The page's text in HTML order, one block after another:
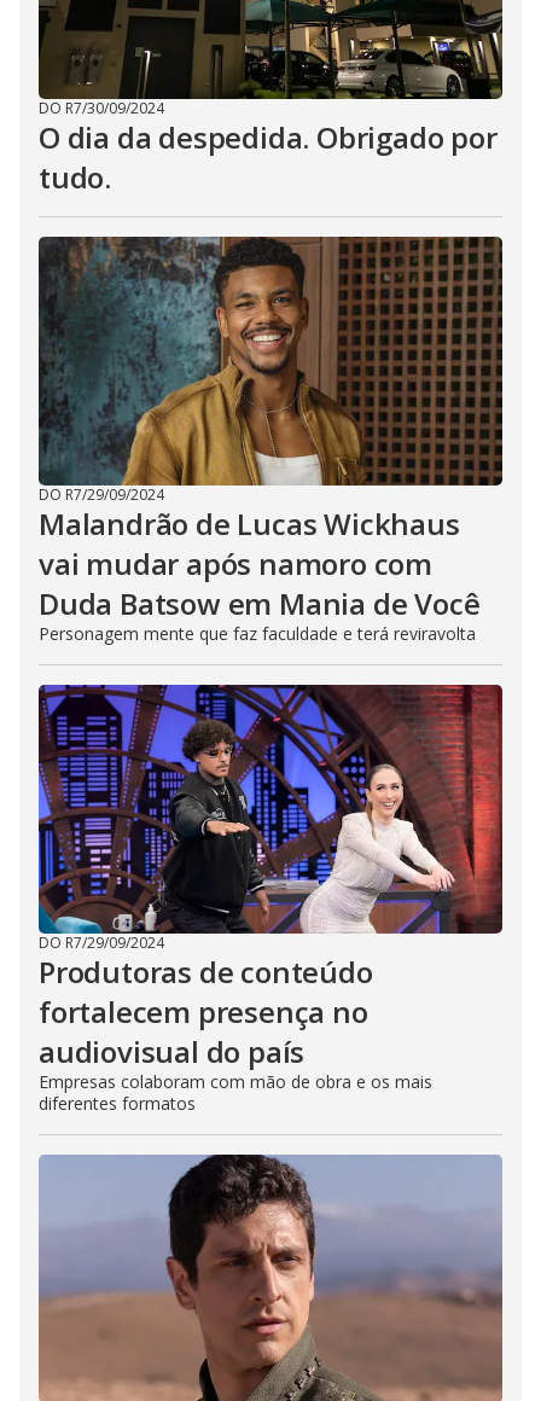
DO R7/30/09/2024
O dia da despedida. Obrigado por
tudo.
DO R7/29/09/2024
Malandrão de Lucas Wickhaus
vai mudar após namoro com
Duda Batsow em Mania de Você
Personagem mente que faz faculdade e terá reviravolta
DO R7/29/09/2024
Produtoras de conteúdo
fortalecem presença no
audiovisual do país
Empresas colaboram com mão de obra e os mais
diferentes formatos